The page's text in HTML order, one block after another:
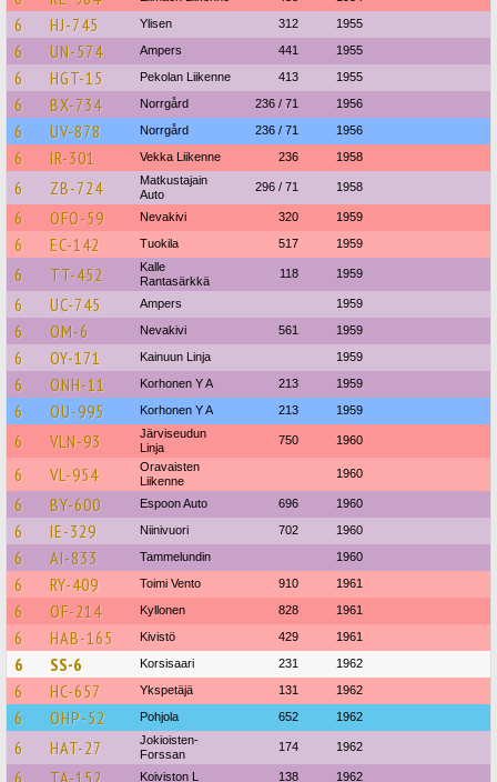
6 HJ-745 Ylisen 312 1955
6 UN-574 Ampers 441 1955
6 HGT-15 Pekolan Liikenne 413 1955
6 BX-734 Norrgård 236 / 71 1956
6 UV-878 Norrgård 236 / 71 1956
6 IR-301 Vekka Liikenne 236 1958
6 ZB-724
Matkustajain
Auto
296 / 71 1958
6 OFO-59 Nevakivi 320 1959
6 EC-142 Tuokila 517 1959
6 TT-452
Kalle
Rantasärkkä
118 1959
6 UC-745 Ampers 1959
6 OM-6 Nevakivi 561 1959
6 OY-171 Kainuun Linja 1959
6 ONH-11 Korhonen Y A 213 1959
6 OU-995 Korhonen Y A 213 1959
6 VLN-93
Järviseudun
Linja
750 1960
6 VL-954
Oravaisten
Liikenne
1960
6 BY-600 Espoon Auto 696 1960
6 IE-329 Niinivuori 702 1960
6 AI-833 Tammelundin 1960
6 RY-409 Toimi Vento 910 1961
6 OF-214 Kyllonen 828 1961
6 HAB-165 Kivistö 429 1961
6 SS-6 Korsisaari 231 1962
6 HC-657 Ykspetäjä 131 1962
6 OHP-52 Pohjola 652 1962
6 HAT-27
Jokioisten-
Forssan
174 1962
6 TA-152 Koiviston L 138 1962